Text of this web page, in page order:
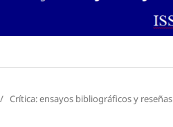
/ Crítica: ensayos bibliográficos y reseñas